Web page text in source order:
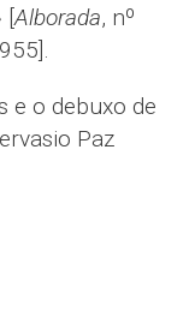
[Alborada, nº
e o debuxo de
Paz